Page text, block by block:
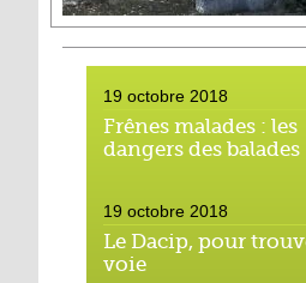
19 octobre 2018
Frênes malades : les
dangers des balades
19 octobre 2018
Le Dacip, pour
voie